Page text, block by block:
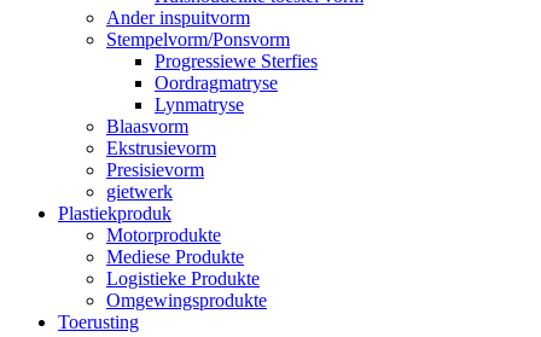
Ander inspuitvorm
Stempelvorm/Ponsvorm
Progressiewe Sterfies
Oordragmatryse
Lynmatryse
Blaasvorm
Ekstrusievorm
Presisievorm
gietwerk
Plastiekproduk
Motorprodukte
Mediese Produkte
Logistieke Produkte
Omgewingsprodukte
Toerusting